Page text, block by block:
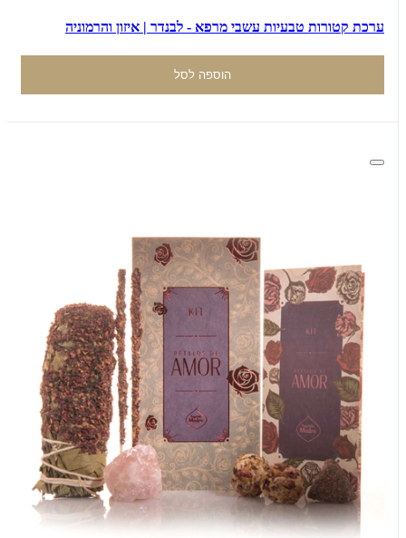
ערכת קטורות טבעיות עשבי מרפא - לבנדר | איזון והרמוניה
הוספה לסל